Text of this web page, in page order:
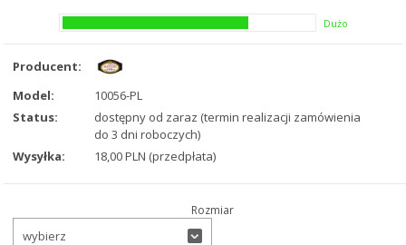
Dużo
Producent:
Model:
10056-PL
Status:
dostępny od zaraz (termin realizacji zamówienia
do 3 dni roboczych)
Wysyłka:
18,00 PLN (przedpłata)
Rozmiar
wybierz